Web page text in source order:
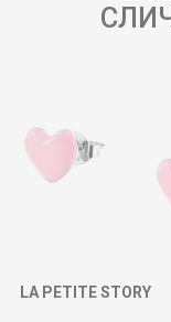
LA PETITE STORY